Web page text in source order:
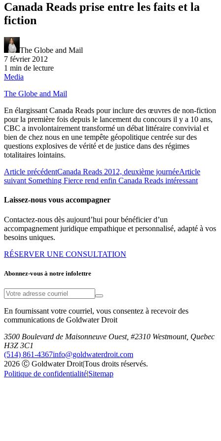
Canada Reads prise entre les faits et la
fiction
The Globe and Mail
7 février 2012
1 min de lecture
Media
The Globe and Mail
En élargissant Canada Reads pour inclure des œuvres de non-fiction
pour la première fois depuis le lancement du concours il y a 10 ans,
CBC a involontairement transformé un débat littéraire convivial et
bien de chez nous en une tempête géopolitique centrée sur des
questions explosives de vérité et de justice dans des régimes
totalitaires lointains.
Article précédentCanada Reads 2012, deuxième journéeArticle
suivant Something Fierce rend enfin Canada Reads intéressant
Laissez-nous vous accompagner
Contactez-nous dès aujourd’hui pour bénéficier d’un
accompagnement juridique empathique et personnalisé, adapté à vos
besoins uniques.
RÉSERVER UNE CONSULTATION
Abonnez-vous à notre infolettre
En fournissant votre courriel, vous consentez à recevoir des
communications de Goldwater Droit
3500 Boulevard de Maisonneuve Ouest, #2310 Westmount, Quebec
H3Z 3C1
(514) 861-4367info@goldwaterdroit.com
2026 Ⓒ Goldwater Droit|Tous droits réservés.
Politique de confidentialité|Sitemap